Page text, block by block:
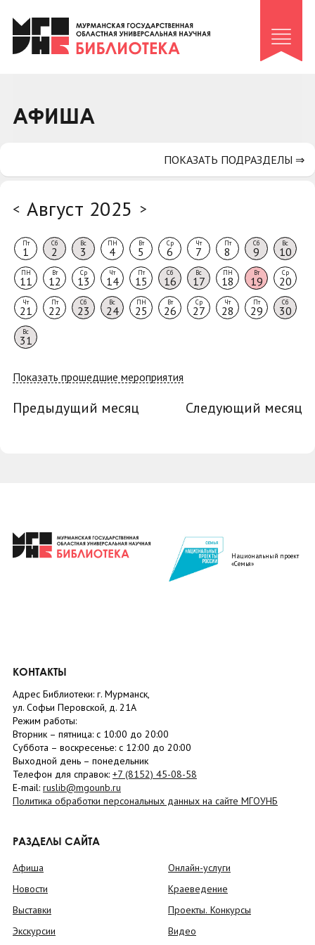
Клуб «Гиря и сельдерей»
Клуб «Семейный архив»
Коллегам
АФИША
< Август 2025 >
Пт
1
Сб
2
Вс
3
ПН
4
Вт
5
Ср
6
Чт
7
Пт
8
Сб
9
Вс
10
ПН
11
Вт
12
Ср
13
Чт
14
Пт
15
Сб
16
Вс
17
ПН
18
Вт
19
Ср
20
Чт
21
Пт
22
Сб
23
Вс
24
ПН
25
Вт
26
Ср
27
Чт
28
Пт
29
Сб
30
Вс
31
Показать прошедшие мероприятия
Предыдущий месяц Следующий месяц
ПОКАЗАТЬ ПОДРАЗДЕЛЫ ⇒
Национальный проект
«Семья»
КОНТАКТЫ
Адрес Библиотеки: г. Мурманск,
ул. Софьи Перовской, д. 21А
Режим работы:
Вторник – пятница: с 10:00 до 20:00
Суббота – воскресенье: c 12:00 до 20:00
Выходной день – понедельник
Телефон для справок: +7 (8152) 45-08-58
E-mail: ruslib@mgounb.ru
Политика обработки персональных данных на сайте МГОУНБ
РАЗДЕЛЫ САЙТА
Афиша
Новости
Выставки
Экскурсии
Онлайн-услуги
Краеведение
Проекты. Конкурсы
Видео